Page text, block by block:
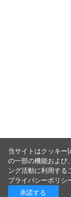
当サイトはクッキー
の一部の機能および
ング活動に利用する
プライバシーポリシ
承諾する